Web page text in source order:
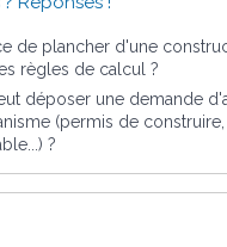
de plancher d'une
règles de calcul ?
déposer une demande
(permis de
?